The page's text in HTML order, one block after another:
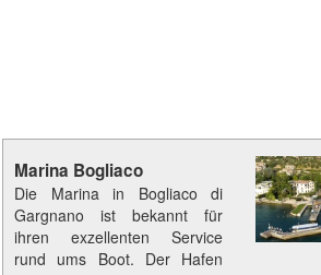
Marina Bogliaco
Die Marina in Bogliaco di
Gargnano ist bekannt für
ihren exzellenten Service
rund ums Boot. Der Hafen